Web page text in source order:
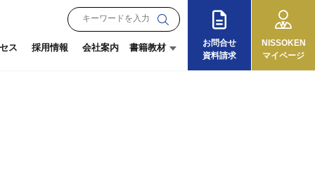
ス 採用情報 会社案内 書籍教材
月刊『理念と経営』
オンラインショップ
お問合せ
資料請求
NISSOKEN
マイページ